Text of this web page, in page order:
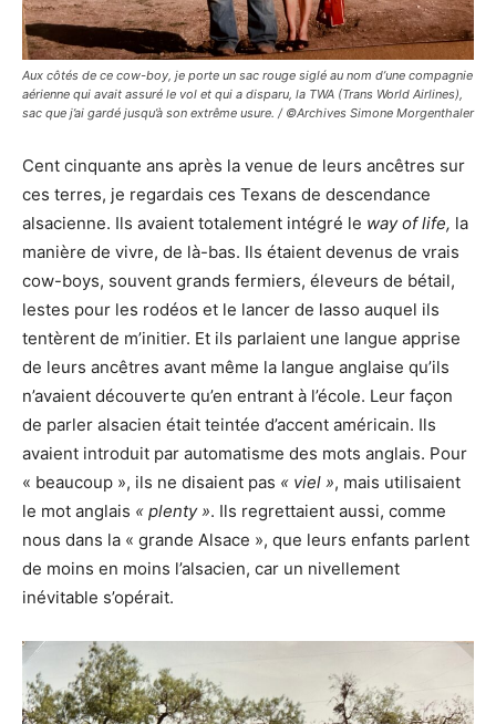
Aux côtés de ce cow-boy, je porte un sac rouge siglé au nom d’une compagnie
aérienne qui avait assuré le vol et qui a disparu, la TWA (Trans World Airlines),
sac que j’ai gardé jusqu’à son extrême usure. / ©Archives Simone Morgenthaler
Cent cinquante ans après la venue de leurs ancêtres sur
ces terres, je regardais ces Texans de descendance
alsacienne. Ils avaient totalement intégré le way of life, la
manière de vivre, de là-bas. Ils étaient devenus de vrais
cow-boys, souvent grands fermiers, éleveurs de bétail,
lestes pour les rodéos et le lancer de lasso auquel ils
tentèrent de m’initier. Et ils parlaient une langue apprise
de leurs ancêtres avant même la langue anglaise qu’ils
n’avaient découverte qu’en entrant à l’école. Leur façon
de parler alsacien était teintée d’accent américain. Ils
avaient introduit par automatisme des mots anglais. Pour
« beaucoup », ils ne disaient pas « viel », mais utilisaient
le mot anglais « plenty ». Ils regrettaient aussi, comme
nous dans la « grande Alsace », que leurs enfants parlent
de moins en moins l’alsacien, car un nivellement
inévitable s’opérait.